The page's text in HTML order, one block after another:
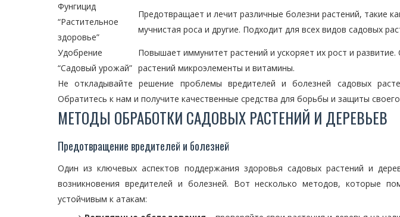
Фунгицид
“Растительное
здоровье”
Предотвращает и лечит различные болезни растений, такие
мучнистая роса и другие. Подходит для всех видов садовых
Удобрение
“Садовый урожай”
Повышает иммунитет растений и ускоряет их рост и
растений микроэлементы и витамины.
Не откладывайте решение проблемы вредителей и болезней садовых
Обратитесь к нам и получите качественные средства для борьбы и защиты
МЕТОДЫ ОБРАБОТКИ САДОВЫХ РАСТЕНИЙ И ДЕРЕВЬЕВ
Предотвращение вредителей и болезней
Один из ключевых аспектов поддержания здоровья садовых растений и
возникновения вредителей и болезней. Вот несколько методов, которые
устойчивым к атакам: